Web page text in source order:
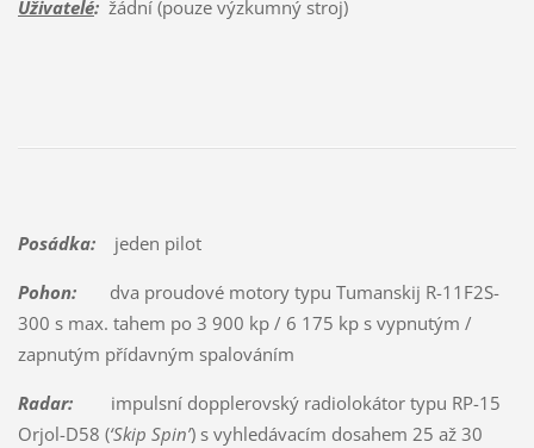
Uživatelé:žádní (pouze výzkumný stroj)
Posádka:jeden pilot
Pohon:dva proudové motory typu Tumanskij R-11F2S-
300 s max. tahem po 3 900 kp / 6 175 kp s vypnutým /
zapnutým přídavným spalováním
Radar:impulsní dopplerovský radiolokátor typu RP-15
Orjol-D58 (‘Skip Spin’) s vyhledávacím dosahem 25 až 30